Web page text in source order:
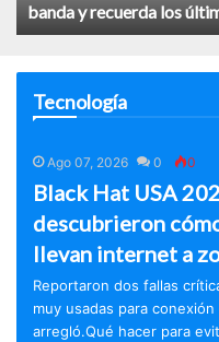
banda y recuerda los
Tecnología
Ago 07, 2026 0 0
Black Hat USA
descubrieron
llevan internet a
Reportaron dos fallas
muy usadas para
arregló.Qué hacer para